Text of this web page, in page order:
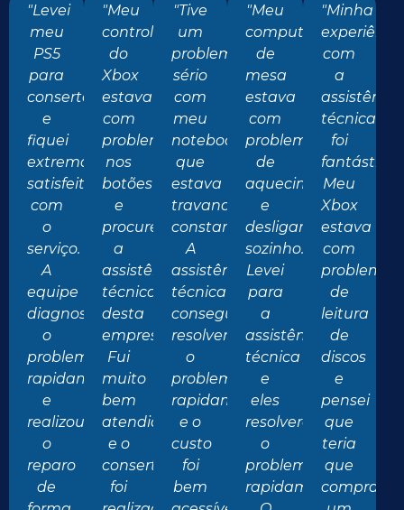
"Levei
meu
PS5
para
conserto
e
fiquei
extremamente
satisfeito
com
o
serviço.
A
equipe
diagnosticou
o
problema
rapidamente
e
realizou
o
reparo
de
"Meu
controle
do
Xbox
estava
com
problemas
nos
botões
e
procurei
a
assistência
técnica
desta
empresa.
Fui
muito
bem
atendido
e o
conserto
foi
"Tive
um
problema
sério
com
meu
notebook
que
estava
travando
constantemente.
A
assistência
técnica
conseguiu
resolver
o
problema
rapidamente
e o
custo
foi
bem
"Meu
computador
de
mesa
estava
com
problemas
de
aquecimento
e
desligando
sozinho.
Levei
para
a
assistência
técnica
e
eles
resolveram
o
problema
rapidamente.
"Minha
com
a
assistência
técnica
foi
fantástica.
Meu
Xbox
estava
com
problemas
de
leitura
de
discos
e
pensei
que
teria
que
comprar